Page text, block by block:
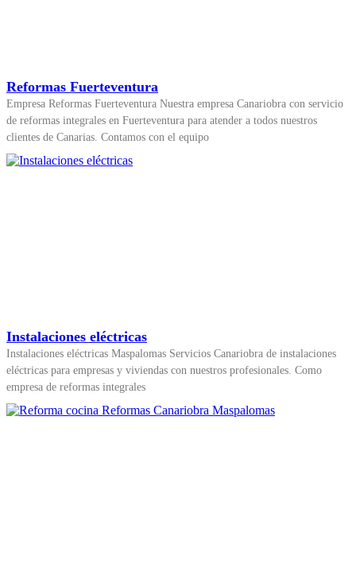
Reformas Fuerteventura
Empresa Reformas Fuerteventura Nuestra empresa Canariobra con servicio
de reformas integrales en Fuerteventura para atender a todos nuestros
clientes de Canarias. Contamos con el equipo
Instalaciones eléctricas
Instalaciones eléctricas Maspalomas Servicios Canariobra de instalaciones
eléctricas para empresas y viviendas con nuestros profesionales. Como
empresa de reformas integrales